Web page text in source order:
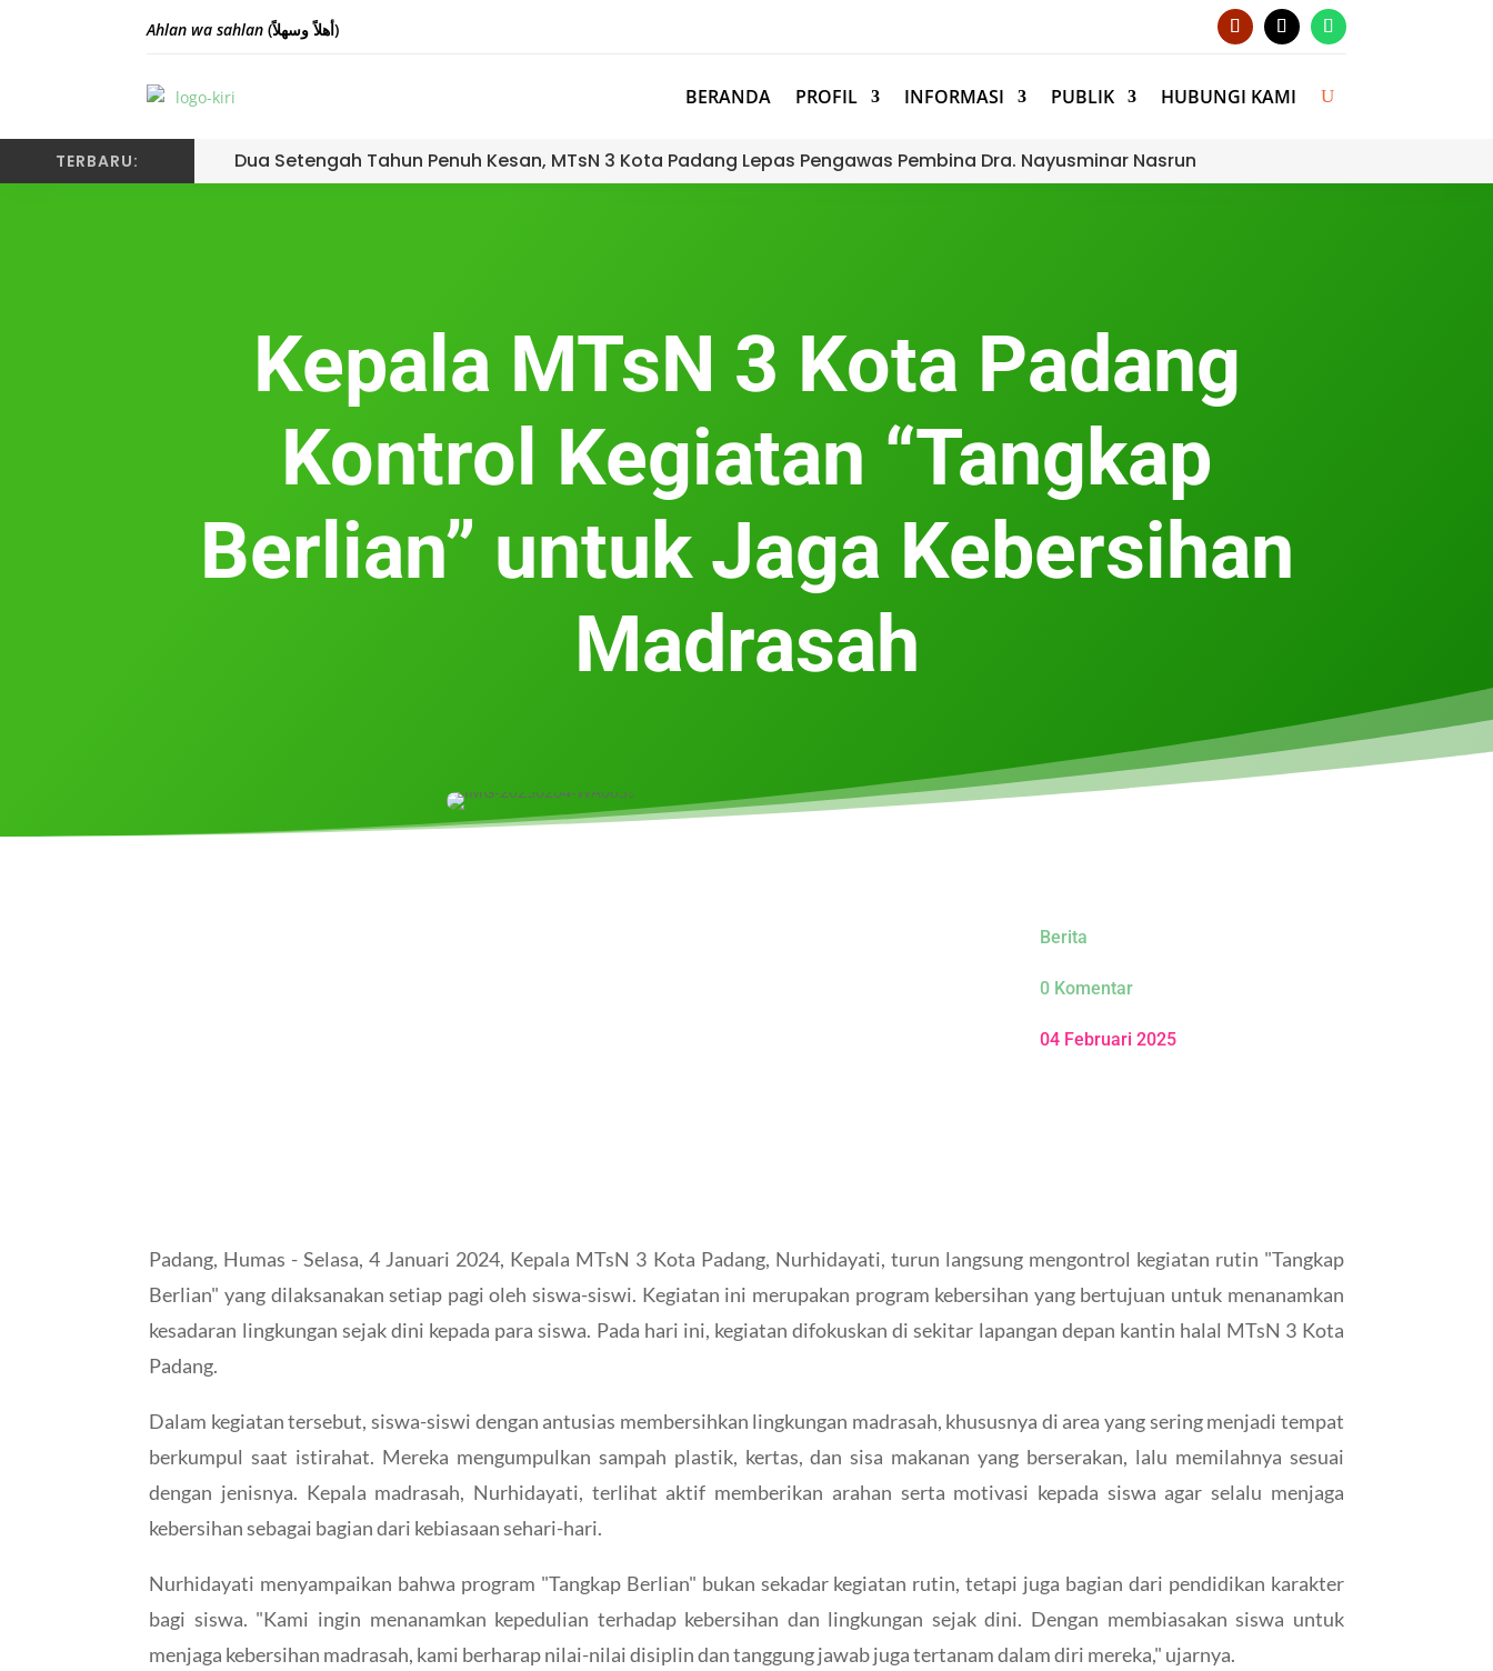
Ahlan wa sahlan (أهلاً وسهلاً)
BERANDA PROFIL INFORMASI PUBLIK HUBUNGI KAMI
TERBARU: Dua Setengah Tahun Penuh Kesan, MTsN 3 Kota Padang Lepas Pengawas Pembina Dra. Nayusminar Nasrun
Kepala MTsN 3 Kota Padang
Kontrol Kegiatan “Tangkap
Berlian” untuk Jaga Kebersihan
Madrasah
Berita
0 Komentar
04 Februari 2025
Padang, Humas - Selasa, 4 Januari 2024, Kepala MTsN 3 Kota Padang, Nurhidayati, turun langsung mengontrol kegiatan rutin "Tangkap
Berlian" yang dilaksanakan setiap pagi oleh siswa-siswi. Kegiatan ini merupakan program kebersihan yang bertujuan untuk menanamkan
kesadaran lingkungan sejak dini kepada para siswa. Pada hari ini, kegiatan difokuskan di sekitar lapangan depan kantin halal MTsN 3 Kota
Padang.
Dalam kegiatan tersebut, siswa-siswi dengan antusias membersihkan lingkungan madrasah, khususnya di area yang sering menjadi tempat
berkumpul saat istirahat. Mereka mengumpulkan sampah plastik, kertas, dan sisa makanan yang berserakan, lalu memilahnya sesuai
dengan jenisnya. Kepala madrasah, Nurhidayati, terlihat aktif memberikan arahan serta motivasi kepada siswa agar selalu menjaga
kebersihan sebagai bagian dari kebiasaan sehari-hari.
Nurhidayati menyampaikan bahwa program "Tangkap Berlian" bukan sekadar kegiatan rutin, tetapi juga bagian dari pendidikan karakter
bagi siswa. "Kami ingin menanamkan kepedulian terhadap kebersihan dan lingkungan sejak dini. Dengan membiasakan siswa untuk
menjaga kebersihan madrasah, kami berharap nilai-nilai disiplin dan tanggung jawab juga tertanam dalam diri mereka," ujarnya.